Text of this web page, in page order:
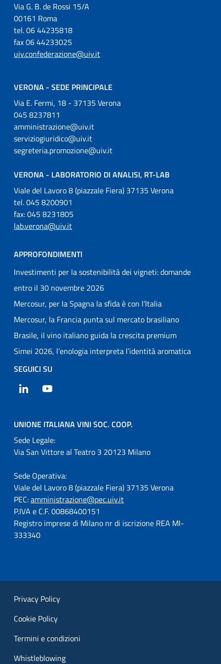
Via G. B. de Rossi 15/A
00161 Roma
tel. 06 44235818
fax 06 44233025
uiv.confederazione@uiv.it
VERONA - SEDE PRINCIPALE
Via E. Fermi, 18 - 37135 Verona
045 8237811
amministrazione@uiv.it
serviziogiuridico@uiv.it
segreteria.promozione@uiv.it
VERONA - LABORATORIO DI ANALISI, RT-LAB
Viale del Lavoro 8 (piazzale Fiera) 37135 Verona
tel. 045 8200901
fax: 045 8231805
lab.verona@uiv.it
APPROFONDIMENTI
Investimenti per la sostenibilità dei vigneti: domande
entro il 30 novembre 2026
Mercosur, per la Spagna la sfida è con l’Italia
Mercosur, la Francia punta sul mercato brasiliano
Brasile, il vino italiano guida la crescita premium
Simei 2026, l’enologia interpreta l’identità aromatica
SEGUICI SU
LinkedIn
UNIONE ITALIANA VINI SOC. COOP.
Sede Legale:
Via San Vittore al Teatro 3 20123 Milano
Sede Operativa:
Viale del Lavoro 8 (piazzale Fiera) 37135 Verona
PEC:amministrazione@pec.uiv.it
P.IVA e C.F. 00868400151
Registro imprese di Milano nr di iscrizione REA MI-
333340
Privacy Policy
Cookie Policy
Termini e condizioni
Whistleblowing